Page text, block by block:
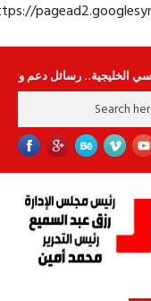
https://
رسائل دعم وتضامن